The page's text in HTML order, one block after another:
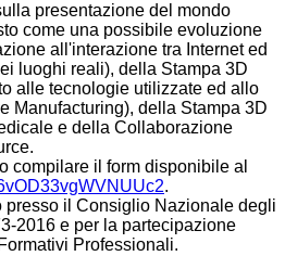
presentazione del mondo
come una possibile evoluzione
all'interazione tra Internet ed
luoghi reali), della Stampa 3D
alle tecnologie utilizzate ed allo
Manufacturing), della Stampa 3D
e della Collaborazione
compilare il form disponibile al
.
presso il Consiglio Nazionale degli
2016 e per la partecipazione
Professionali.